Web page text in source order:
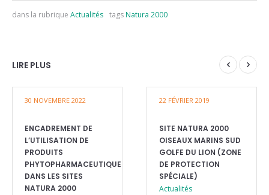
dans la rubrique Actualités tagsNatura 2000
LIRE PLUS
30 NOVEMBRE 2022
ENCADREMENT DE
L’UTILISATION DE
PRODUITS
PHYTOPHARMACEUTIQUES
DANS LES SITES
NATURA 2000
22 FÉVRIER 2019
SITE NATURA 2000
OISEAUX MARINS SUD
GOLFE DU LION (ZONE
DE PROTECTION
SPÉCIALE)
Actualités